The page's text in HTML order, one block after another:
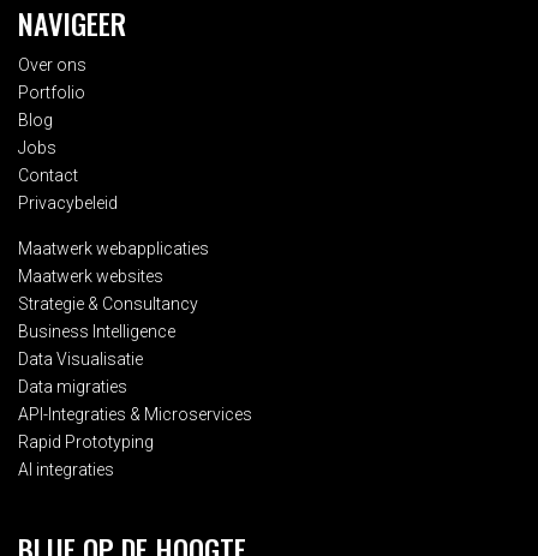
NAVIGEER
Over ons
Portfolio
Blog
Jobs
Contact
Privacybeleid
Maatwerk webapplicaties
Maatwerk websites
Strategie & Consultancy
Business Intelligence
Data Visualisatie
Data migraties
API-Integraties & Microservices
Rapid Prototyping
AI integraties